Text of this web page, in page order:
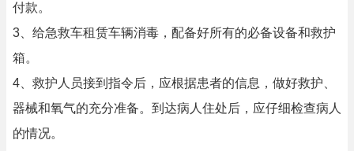
付款。
3、给急救车租赁车辆消毒，配备好所有的必备设备和救护
箱。
4、救护人员接到指令后，应根据患者的信息，做好救护、
器械和氧气的充分准备。到达病人住处后，应仔细检查病人
的情况。